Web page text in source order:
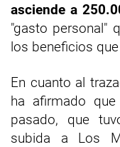
asciende a
"gasto personal"
los beneficios
En cuanto al
ha afirmado
pasado, que
subida a Los